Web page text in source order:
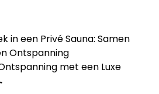
in een Privé Sauna: Samen
Ontspanning
met een Luxe